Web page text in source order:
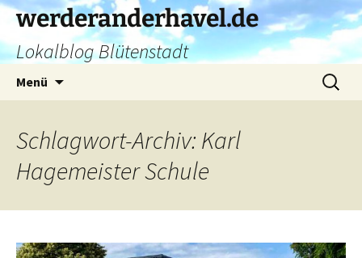
Zum
Inhalt
springen
werderanderhavel.de
Lokalblog Blütenstadt
Menü
Suchen
nach:
Schlagwort-Archiv: Karl
Hagemeister Schule